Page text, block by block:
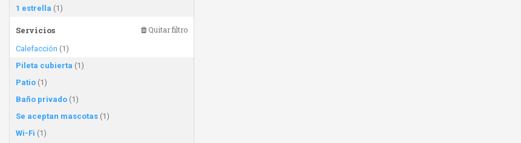
1 estrella (1)
Servicios Quitar filtro
Calefacción (1)
Pileta cubierta (1)
Patio (1)
Baño privado (1)
Se aceptan mascotas (1)
Wi-Fi (1)